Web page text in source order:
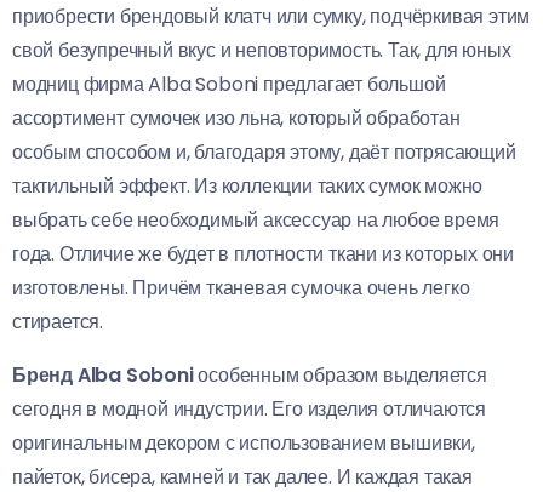
приобрести брендовый клатч или сумку, подчёркивая этим
свой безупречный вкус и неповторимость. Так, для юных
модниц фирма Alba Soboni предлагает большой
ассортимент сумочек изо льна, который обработан
особым способом и, благодаря этому, даёт потрясающий
тактильный эффект. Из коллекции таких сумок можно
выбрать себе необходимый аксессуар на любое время
года. Отличие же будет в плотности ткани из которых они
изготовлены. Причём тканевая сумочка очень легко
стирается.
Бренд Alba Soboniособенным образом выделяется
сегодня в модной индустрии. Его изделия отличаются
оригинальным декором с использованием вышивки,
пайеток, бисера, камней и так далее. И каждая такая